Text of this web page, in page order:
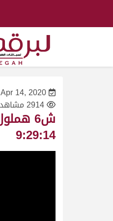
Apr 14, 2020
2914 مشاهدة
9:29:14